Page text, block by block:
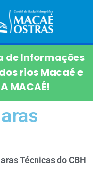
de Informações
rios Macaé e
MACAÉ!
Técnicas do CBH